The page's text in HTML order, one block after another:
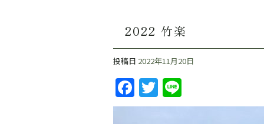
2022 竹楽
投稿日 2022年11月20日
F
a
T
w n